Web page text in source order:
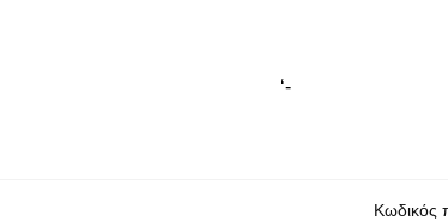
‘-
Κωδικός